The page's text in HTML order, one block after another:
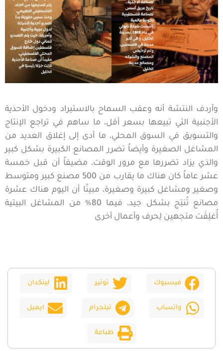
وأردف النتشة أنه وعقب السماح بالاستيراد ودخول الأحذية
الأجنبية التي تبيعها بسعر أقل، ما ساهم في تراجع الإنتاج
والتسويق في السوق المحلي، ما أدى إلى إغلاق العديد من
المشاغل الصغيرة وأيضاً تضرر المصانع الكبيرة بشكل كبير
والذي يزاد تضررها مع مرور الوقت، مضيفاً أن قبل خمسة
عشر عاماً كان هناك ما يقارب من 500 مصنع كبير ومتوسط
وصغير ومشاغل كبيرة وصغيرة، مبينًا أن اليوم هناك عشرة
مصانع تُنتِج بشكل جيد، فيما 80% من المشاغل البيتية
أُغلِقَت متجهين لِحرف وأعمال أخرى
فيسبوك توتير لينكدان
واتساب تيلجرام ايميل
طباعة